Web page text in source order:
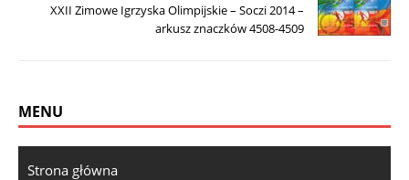
XXII Zimowe Igrzyska Olimpijskie – Soczi 2014 –
arkusz znaczków 4508-4509
MENU
Strona główna